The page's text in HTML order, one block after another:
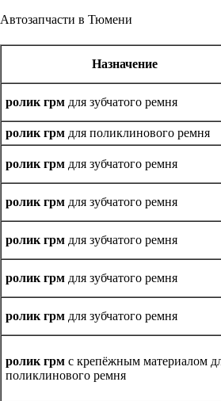
Автозапчасти в Тюмени
Назначение
ролик грм для зубчатого ремня
ролик грм для поликлинового ремня
ролик грм для зубчатого ремня
ролик грм для зубчатого ремня
ролик грм для зубчатого ремня
ролик грм для зубчатого ремня
ролик грм для зубчатого ремня
ролик грм с крепёжным материалом
поликлинового ремня